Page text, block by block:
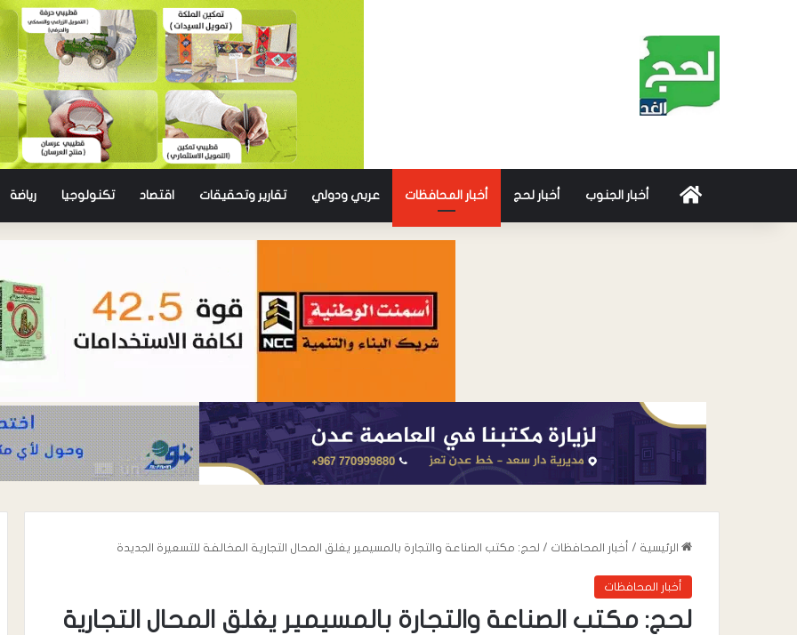
أخبار الجنوب أخبار لحج أخبار المحافظات عربي ودولي تقارير وتحقيقات اقتصاد تكنولوجيا رياضة
الرئيسية / أخبار المحافظات / لحج: مكتب الصناعة والتجارة بالمسيمير يغلق المحال التجارية المخالفة للتسعيرة الجديدة
أخبار المحافظات
لحج: مكتب الصناعة والتجارة بالمسيمير يغلق المحال التجارية